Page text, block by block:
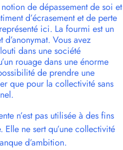
de dépassement de soi et
d’écrasement et de perte
ici. La fourmi est un
Vous avez
dans une société
rouage dans une énorme
de prendre une
que pour la collectivité sans
n’est pas utilisée à des fins
Elle ne sert qu’une collectivité
d’ambition.